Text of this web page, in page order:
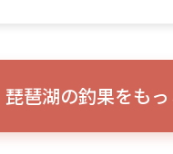
琵琶湖の釣果をも